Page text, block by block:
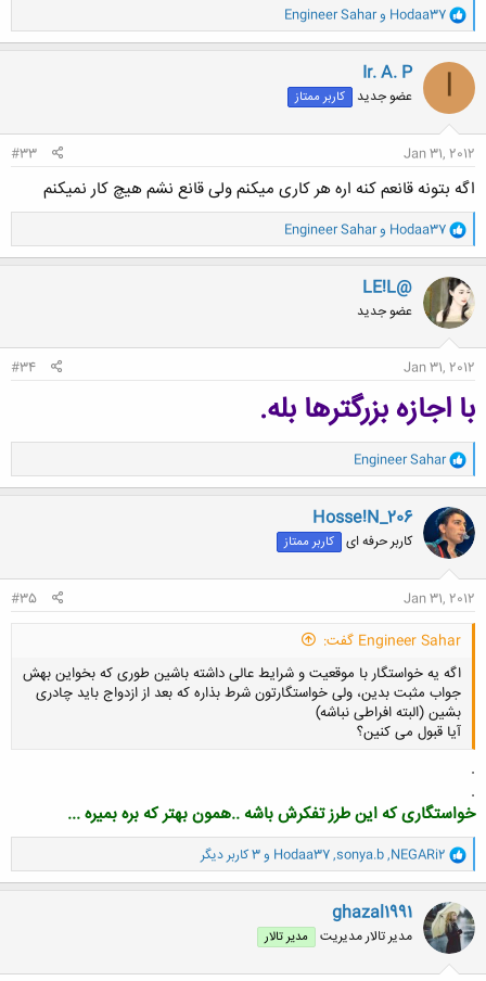
و
ا
ک
ن
ا
Hodaa37 وEngineer Sahar
I
Ir. A. P
عضو جدید کاربر ممتاز
Jan 31, 2012
#33
اگه بتونه قانعم کنه اره هر کاری میکنم ولی قانع نشم هیچ کار نمیکنم
و
ا
ک
ن
ش
ه
ا
Hodaa37 وEngineer Sahar
LE!L@
عضو جدید
Jan 31, 2012
#34
با اجازه بزرگترها بله.
و
ا
ک
ن
ش
ه
ا
Engineer Sahar
Hosse!N_206
کاربر حرفه ای کاربر ممتاز
Jan 31, 2012
#35
Engineer Sahar گفت:
اگه یه خواستگار با موقعیت و شرایط عالی داشته باشین طوری که بخواین بهش
جواب مثبت بدین، ولی خواستگارتون شرط بذاره که بعد از ازدواج باید چادری
بشین (البته افراطی نباشه)
آیا قبول می کنین؟
کلیک کنید تا باز شود...
.
.
خواستگاری که این طرز تفکرش باشه ..همون بهتر که بره بمیره ...
و
ا
ک
ن
ش
ه
ا
NEGARi2
,
sonya.b
,
Hodaa37 و 3 کاربر دیگر
ghazal1991
مدیر تالار مدیریت مدیر تالار